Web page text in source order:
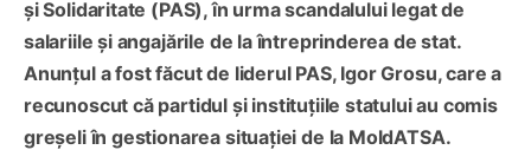
și Solidaritate (PAS), în urma scandalului legat de
salariile și angajările de la întreprinderea de stat.
Anunțul a fost făcut de liderul PAS, Igor Grosu, care a
recunoscut că partidul și instituțiile statului au comis
greșeli în gestionarea situației de la MoldATSA.